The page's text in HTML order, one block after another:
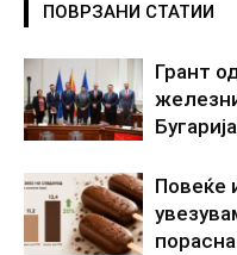
ПОВРЗАНИ СТАТИИ
Грант
Бугарија
Повеќе